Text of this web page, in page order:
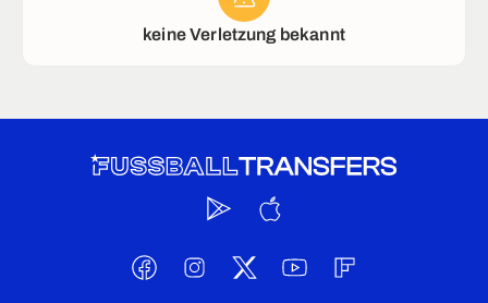
keine Verletzung bekannt